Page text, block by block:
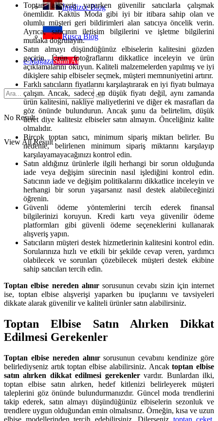
İngilizce Blog
Rusça Blog
e-MağazaSatın Al
No Result
View All Result
Toptan alışveriş yaparken güvenilir satıcılarla çalışmak
önemlidir. Kaktüs Moda gibi iyi bir itibara sahip olan ve
olumlu müşteri geri bildirimleri alan satıcıya öncelik verin.
Ayrıca, satıcının iletişim bilgilerini ve işletme bilgilerini
mutlaka doğrulayın.
Satın almayı düşündüğünüz elbiselerin kalitesini gözden
geçirin. Ürün fotoğraflarını dikkatlice inceleyin ve ürün
açıklamalarını okuyun. Kaliteli malzemelerden yapılmış ve iyi
dikişlere sahip elbiseler seçmek, müşteri memnuniyetini artırır.
Farklı satıcıların fiyatlarını karşılaştırarak en iyi fiyatı bulmaya
çalışın. Ancak, sadece en düşük fiyatı değil, aynı zamanda
ürün kalitesini, nakliye maliyetlerini ve diğer ek masrafları da
göz önünde bulundurun. Ancak şunu da belirtelim, düşük
ücret diye kalitesiz elbiseler satın almayın. Önceliğiniz kalite
olmalıdır.
Birçok toptan satıcı, minimum sipariş miktarı belirler. Bu
nedenle, belirlenen minimum sipariş miktarını karşılayıp
karşılayamayacağınızı kontrol edin.
Satın aldığınız ürünlerle ilgili herhangi bir sorun olduğunda
iade veya değişim sürecinin nasıl işlediğini kontrol edin.
Satıcının iade ve değişim politikalarını dikkatlice inceleyin ve
herhangi bir sorun yaşarsanız nasıl destek alabileceğinizi
öğrenin.
Güvenli ödeme yöntemlerini tercih ederek finansal
bilgilerinizi koruyun. Kredi kartı veya güvenilir ödeme
platformları gibi güvenli ödeme seçeneklerini kullanarak
alışveriş yapın.
Satıcıların müşteri destek hizmetlerinin kalitesini kontrol edin.
Sorularınıza hızlı ve etkili bir şekilde cevap veren, yardımcı
olabilecek ve sorunları çözebilecek müşteri destek ekibine
sahip satıcıları tercih edin.
Toptan elbise nereden alınır sorusunun cevabı sizin için internet
ise, toptan elbise alışverişi yaparken bu ipuçlarını ve tavsiyeleri
dikkate alarak güvenilir ve kaliteli ürünler satın alabilirsiniz.
Toptan Elbise Satın Alırken Dikkat
Edilmesi Gerekenler
Toptan elbise nereden alınırsorusunun cevabını kendinize göre
belirlediyseniz artık toptan elbise alabilirsiniz. Ancaktoptan elbise
satın alırken dikkat edilmesi gerekenlervardır. Bunlardan ilki,
toptan elbise satın alırken, hedef kitlenizi belirleyerek müşteri
taleplerini göz önünde bulundurmanızdır. Güncel moda trendlerini
takip ederek, satın almayı düşündüğünüz elbiselerin sezonluk ve
trendlere uygun olduğundan emin olmalısınız. Örneğin, kısa ve uzun
elbise modellerinden tercih edebilirsiniz. Dilerseniz toptan ceket